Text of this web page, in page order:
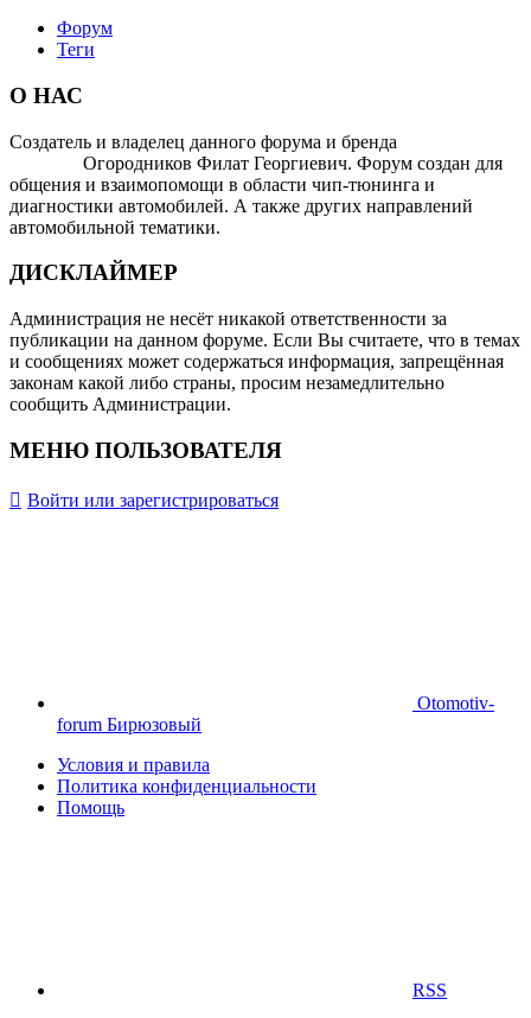
Форум
Теги
О НАС
Создатель и владелец данного форума и бренда
Огородников Филат Георгиевич. Форум создан для
общения и взаимопомощи в области чип-тюнинга и
диагностики автомобилей. А также других направлений
автомобильной тематики.
ДИСКЛАЙМЕР
Администрация не несёт никакой ответственности за
публикации на данном форуме. Если Вы считаете, что в темах
и сообщениях может содержаться информация, запрещённая
законам какой либо страны, просим незамедлительно
сообщить Администрации.
МЕНЮ ПОЛЬЗОВАТЕЛЯ
Войти или зарегистрироваться
Otomotiv-
forum Бирюзовый
Условия и правила
Политика конфиденциальности
Помощь
RSS